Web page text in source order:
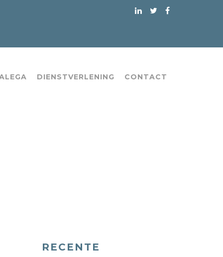
DIENSTVERLENING CONTACT
RECENTE